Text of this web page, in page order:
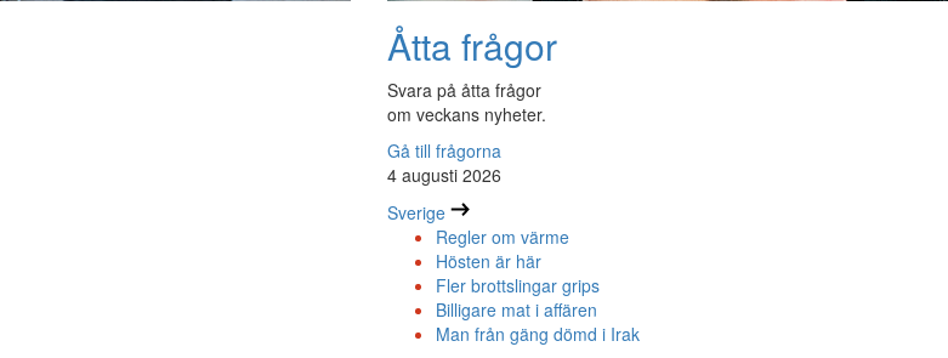
Åtta frågor
Svara på åtta frågor
om veckans nyheter.
Gå till frågorna
4 augusti 2026
Sverige
Regler om värme
Hösten är här
Fler brottslingar grips
Billigare mat i affären
Man från gäng dömd i Irak